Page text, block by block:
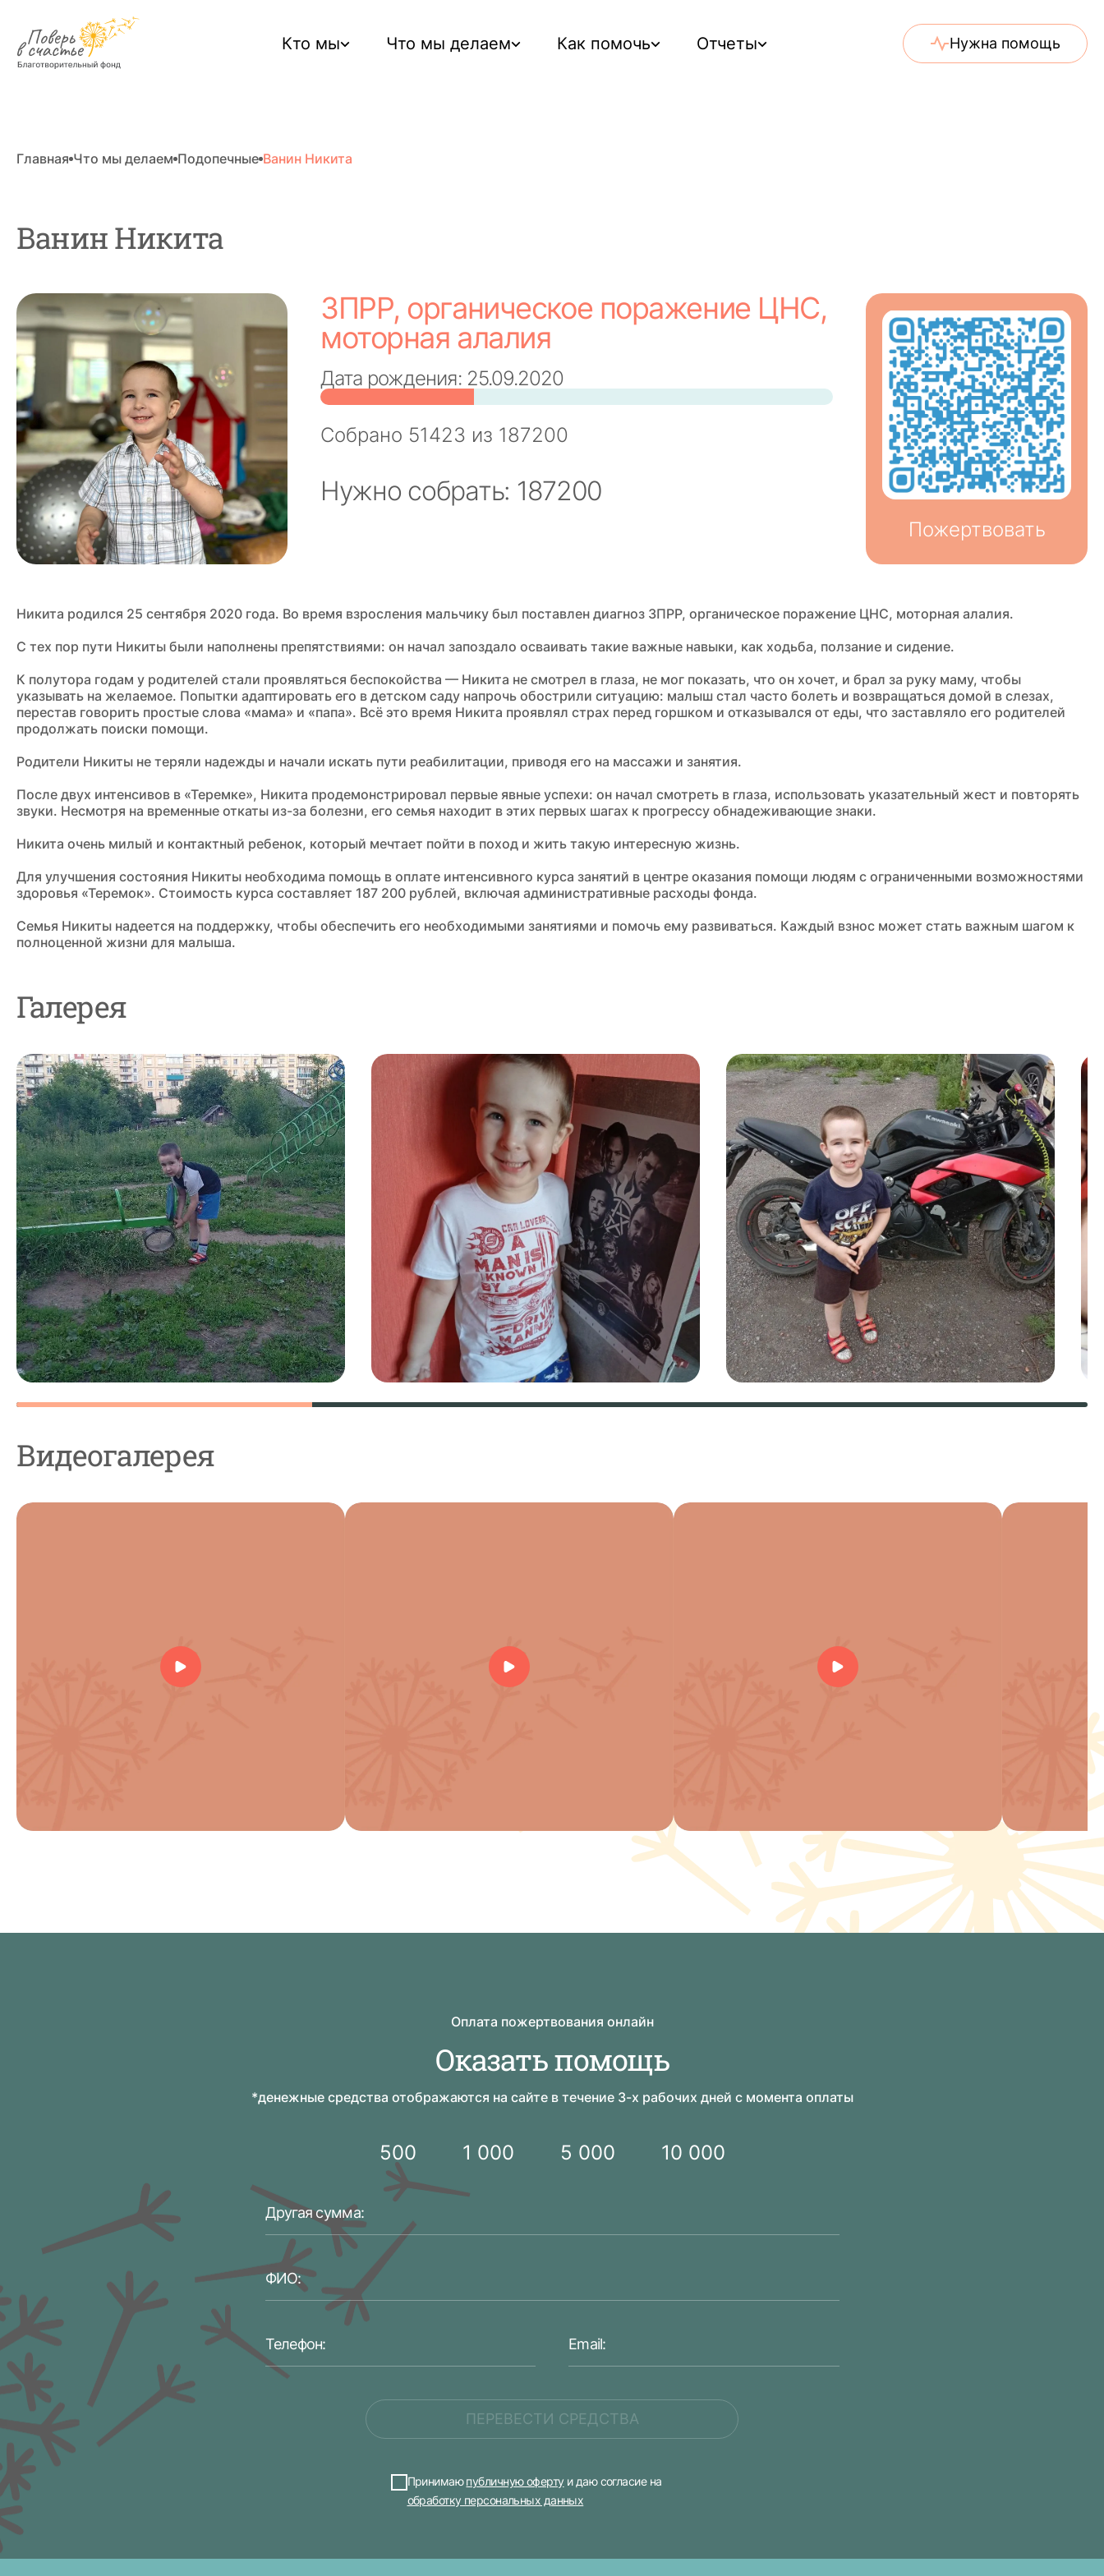
Кто мы Что мы делаем Как помочь Отчеты Нужна помощь
Главная Что мы делаем Подопечные Ванин Никита
Ванин Никита
ЗПРР, органическое поражение ЦНС,
моторная алалия
Дата рождения: 25.09.2020
Собрано 51423 из 187200
Нужно собрать: 187200
Пожертвовать
Никита родился 25 сентября 2020 года. Во время взросления мальчику был поставлен диагноз ЗПРР, органическое поражение ЦНС, моторная алалия.
С тех пор пути Никиты были наполнены препятствиями: он начал запоздало осваивать такие важные навыки, как ходьба, ползание и сидение.
К полутора годам у родителей стали проявляться беспокойства — Никита не смотрел в глаза, не мог показать, что он хочет, и брал за руку маму, чтобы
указывать на желаемое. Попытки адаптировать его в детском саду напрочь обострили ситуацию: малыш стал часто болеть и возвращаться домой в слезах,
перестав говорить простые слова «мама» и «папа». Всё это время Никита проявлял страх перед горшком и отказывался от еды, что заставляло его родителей
продолжать поиски помощи.
Родители Никиты не теряли надежды и начали искать пути реабилитации, приводя его на массажи и занятия.
После двух интенсивов в «Теремке», Никита продемонстрировал первые явные успехи: он начал смотреть в глаза, использовать указательный жест и повторять
звуки. Несмотря на временные откаты из-за болезни, его семья находит в этих первых шагах к прогрессу обнадеживающие знаки.
Никита очень милый и контактный ребенок, который мечтает пойти в поход и жить такую интересную жизнь.
Для улучшения состояния Никиты необходима помощь в оплате интенсивного курса занятий в центре оказания помощи людям с ограниченными возможностями
здоровья «Теремок». Стоимость курса составляет 187 200 рублей, включая административные расходы фонда.
Семья Никиты надеется на поддержку, чтобы обеспечить его необходимыми занятиями и помочь ему развиваться. Каждый взнос может стать важным шагом к
полноценной жизни для малыша.
Галерея
Видеогалерея
Оплата пожертвования онлайн
Оказать помощь
*денежные средства отображаются на сайте в течение 3-х рабочих дней с момента оплаты
500 1 000 5 000 10 000
ПЕРЕВЕСТИ СРЕДСТВА
Принимаюпубличную оферту и даю согласие на
обработку персональных данных